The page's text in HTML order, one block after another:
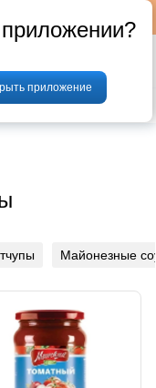
Мясо Птица
Майонезные
приложение